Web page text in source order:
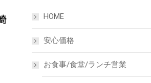
HOME
安心価格
お食事/食堂/ランチ営業